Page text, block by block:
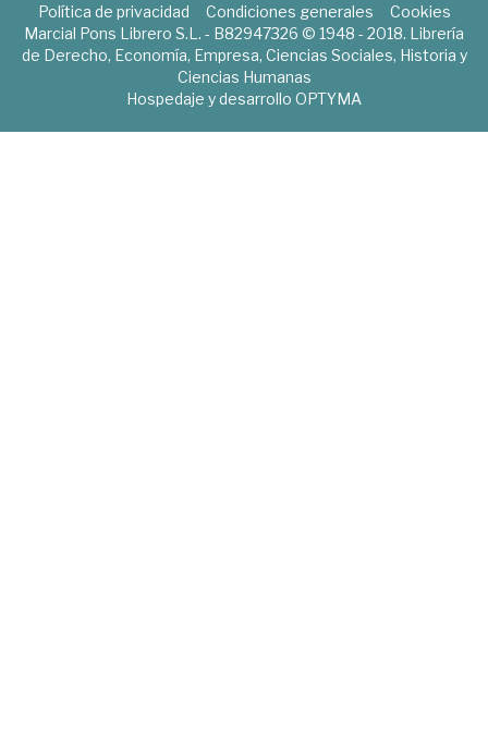
Política de privacidad Condiciones generales
Cookies
Marcial Pons Librero S.L. - B82947326 © 1948 - 2018. Librería
de Derecho, Economía, Empresa, Ciencias Sociales, Historia y
Ciencias Humanas
Hospedaje y desarrollo OPTYMA